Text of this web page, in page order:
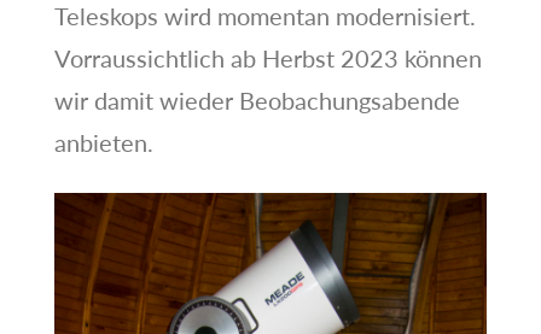
Teleskops wird momentan modernisiert.
Vorraussichtlich ab Herbst 2023 können
wir damit wieder Beobachungsabende
anbieten.